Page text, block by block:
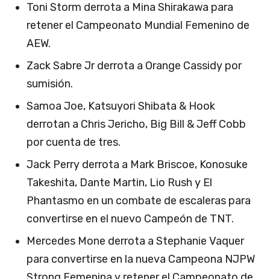
Toni Storm derrota a Mina Shirakawa para
retener el Campeonato Mundial Femenino de
AEW.
Zack Sabre Jr derrota a Orange Cassidy por
sumisión.
Samoa Joe, Katsuyori Shibata & Hook
derrotan a Chris Jericho, Big Bill & Jeff Cobb
por cuenta de tres.
Jack Perry derrota a Mark Briscoe, Konosuke
Takeshita, Dante Martin, Lio Rush y El
Phantasmo en un combate de escaleras para
convertirse en el nuevo Campeón de TNT.
Mercedes Mone derrota a Stephanie Vaquer
para convertirse en la nueva Campeona NJPW